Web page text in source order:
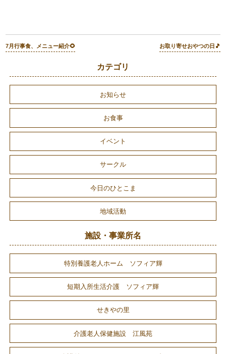
7月行事食、メニュー紹介🌻 お取り寄せおやつの日🎵
カテゴリ
お知らせ
お食事
イベント
サークル
今日のひとこま
地域活動
施設・事業所名
特別養護老人ホーム ソフィア輝
短期入所生活介護 ソフィア輝
せきやの里
介護老人保健施設 江風苑